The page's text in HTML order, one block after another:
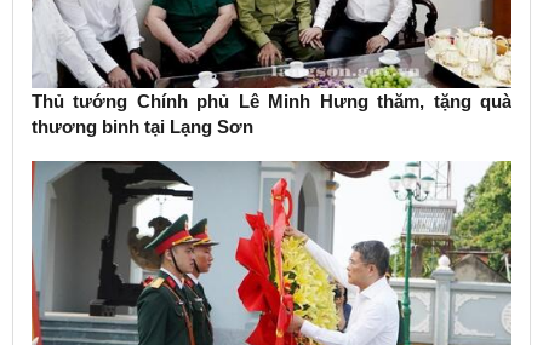
Thủ tướng Chính phủ Lê Minh Hưng thăm, tặng quà
thương binh tại Lạng Sơn